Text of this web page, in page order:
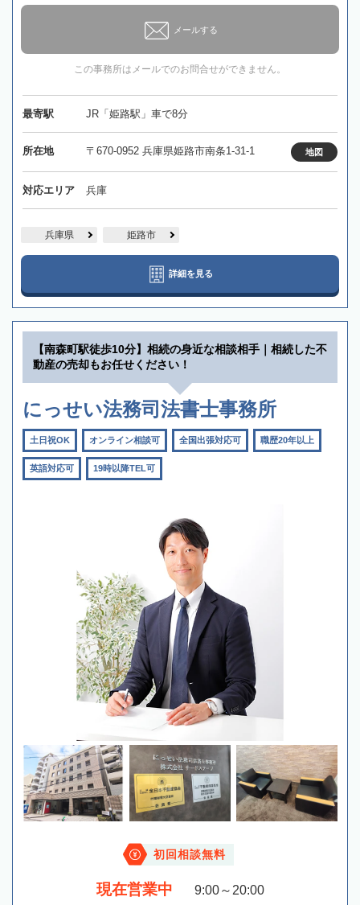
メールする
この事務所はメールでのお問合せができません。
最寄駅 JR「姫路駅」車で8分
所在地 〒670-0952 兵庫県姫路市南条1-31-1 地図
対応エリア 兵庫
兵庫県 姫路市
詳細を見る
【南森町駅徒歩10分】相続の身近な相談相手｜相続した不
動産の売却もお任せください！
にっせい法務司法書士事務所
土日祝OK オンライン相談可 全国出張対応可 職歴20年以上
英語対応可 19時以降TEL可
初回相談無料
現在営業中 9:00～20:00